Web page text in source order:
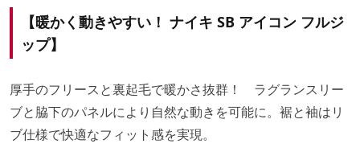
【暖かく動きやすい！ ナイキ SB アイコン フルジ
ップ】
厚手のフリースと裏起毛で暖かさ抜群！ ラグランスリー
ブと脇下のパネルにより自然な動きを可能に。裾と袖はリ
ブ仕様で快適なフィット感を実現。